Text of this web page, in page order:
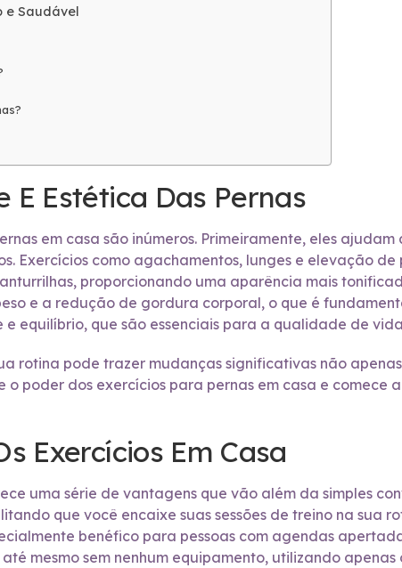
e Saudável
E Estética Das Pernas
em casa são inúmeros. Primeiramente, eles
Exercícios como agachamentos, lunges e elevação
proporcionando uma aparência mais
e a redução de gordura corporal, o que é
equilíbrio, que são essenciais para a qualidade de
rotina pode trazer mudanças significativas não
o poder dos exercícios para pernas em casa e
Exercícios Em Casa
uma série de vantagens que vão além da simples
que você encaixe suas sessões de treino na sua
benéfico para pessoas com agendas
mesmo sem nenhum equipamento, utilizando